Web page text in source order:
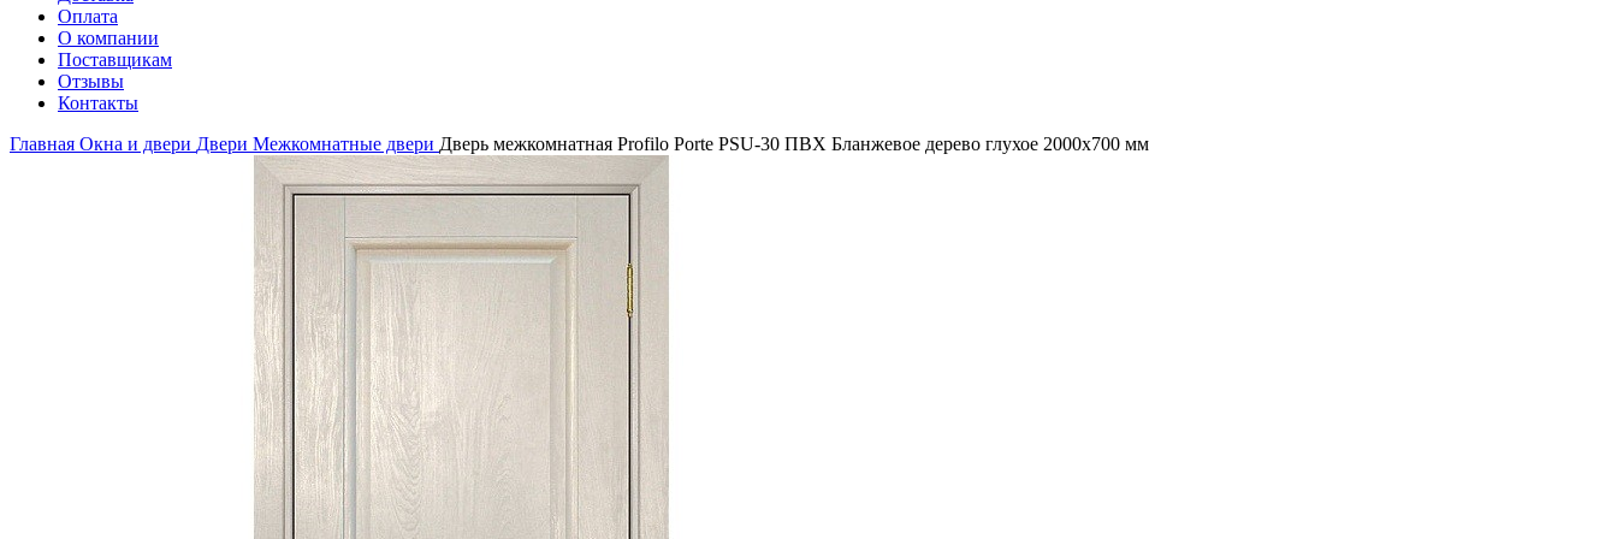
Оплата
О компании
Поставщикам
Отзывы
Контакты
Главная Окна и двери Двери Межкомнатные двери Дверь межкомнатная Profilo Porte PSU-30 ПВХ Бланжевое дерево глухое 2000х700 мм